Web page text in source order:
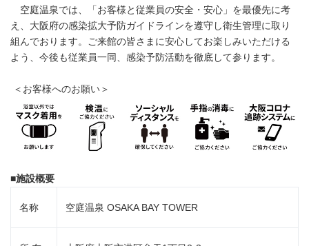
空庭温泉では、「お客様と従業員の安全・安心」を最優先に考
え、大阪府の感染拡大予防ガイドラインを遵守し衛生管理に取り
組んでおります。ご来館の皆さまに安心してお楽しみいただける
よう、今後も従業員一同、感染予防活動を徹底して参ります。
＜お客様へのお願い＞
■施設概要
名称 空庭温泉 OSAKA BAY TOWER